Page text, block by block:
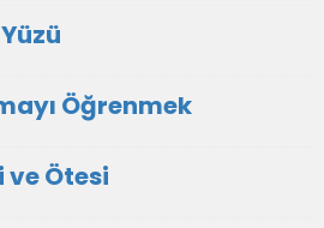
Öğrenmek
ve Ötesi